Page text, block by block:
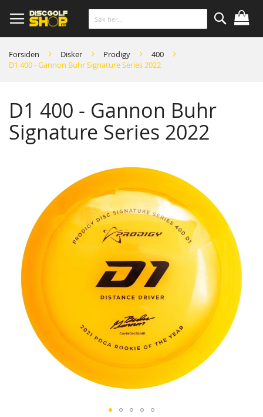
to
Content
Søk
Forsiden Disker Prodigy
400
D1 400 - Gannon Buhr Signature Series 2022
D1 400 - Gannon Buhr
Signature Series 2022
images
gallery